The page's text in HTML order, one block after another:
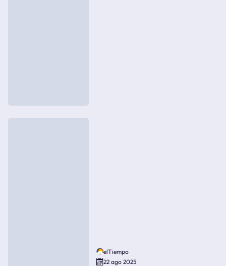
elTiempo
22 ago 2025